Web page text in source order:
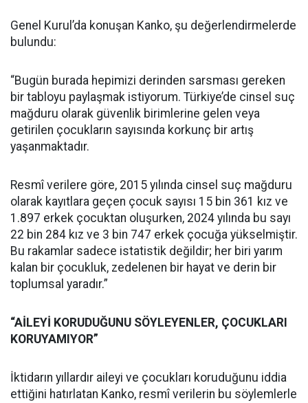
Genel Kurul’da konuşan Kanko, şu değerlendirmelerde
bulundu:
“Bugün burada hepimizi derinden sarsması gereken
bir tabloyu paylaşmak istiyorum. Türkiye’de cinsel suç
mağduru olarak güvenlik birimlerine gelen veya
getirilen çocukların sayısında korkunç bir artış
yaşanmaktadır.
Resmî verilere göre, 2015 yılında cinsel suç mağduru
olarak kayıtlara geçen çocuk sayısı 15 bin 361 kız ve
1.897 erkek çocuktan oluşurken, 2024 yılında bu sayı
22 bin 284 kız ve 3 bin 747 erkek çocuğa yükselmiştir.
Bu rakamlar sadece istatistik değildir; her biri yarım
kalan bir çocukluk, zedelenen bir hayat ve derin bir
toplumsal yaradır.”
“AİLEYİ KORUDUĞUNU SÖYLEYENLER, ÇOCUKLARI
KORUYAMIYOR”
İktidarın yıllardır aileyi ve çocukları koruduğunu iddia
ettiğini hatırlatan Kanko, resmî verilerin bu söylemlerle